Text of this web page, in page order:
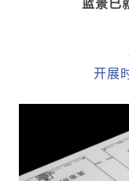
蓝景已
开展